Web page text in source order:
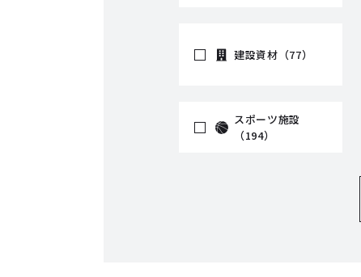
建設資材（77）
スポーツ施設
（194）